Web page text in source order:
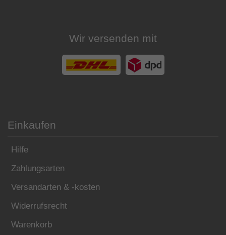
Wir versenden mit
Einkaufen
Hilfe
Zahlungsarten
Versandarten & -kosten
Widerrufsrecht
Warenkorb